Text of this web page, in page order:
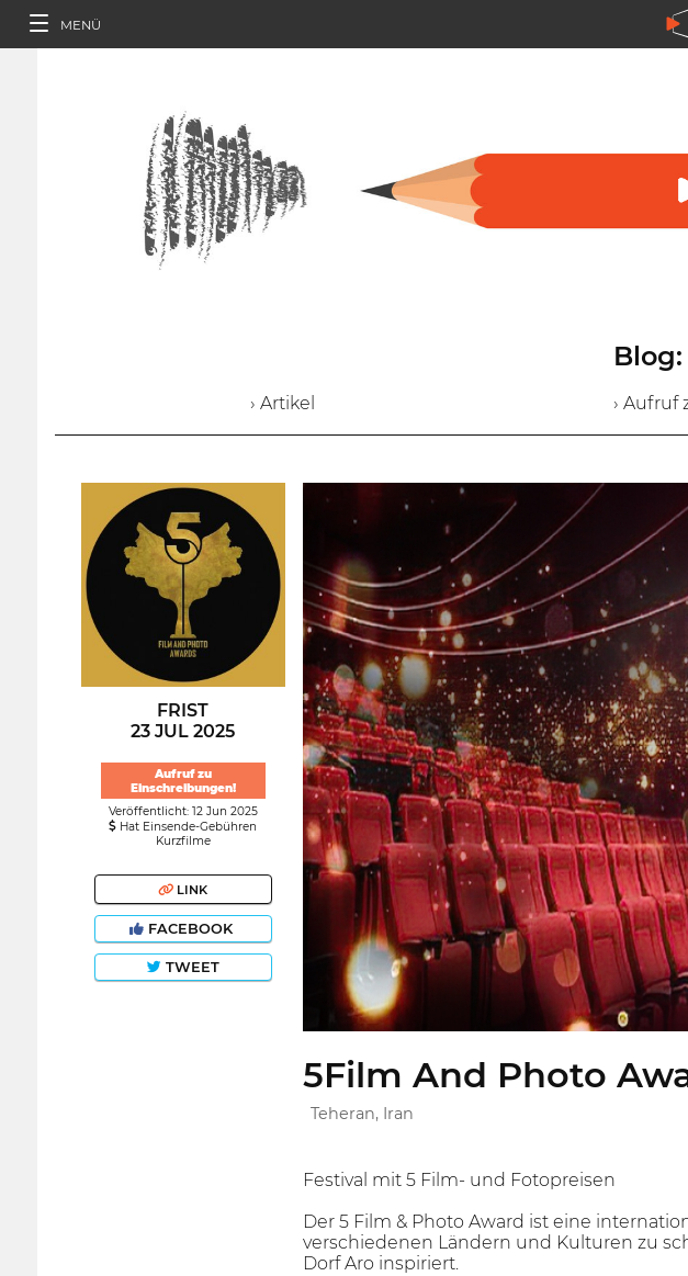
MENÜ
› Artikel › Aufruf
FRIST
23 JUL 2025
Aufruf zu
Einschreibungen!
Veröffentlicht: 12 Jun 2025
Hat Einsende-Gebühren
Kurzfilme
LINK
FACEBOOK
TWEET
5Film And Photo
Teheran, Iran
Festival mit 5 Film- und Fotopreisen
Der 5 Film & Photo Award ist eine
verschiedenen Ländern und Kulturen zu
Dorf Aro inspiriert.